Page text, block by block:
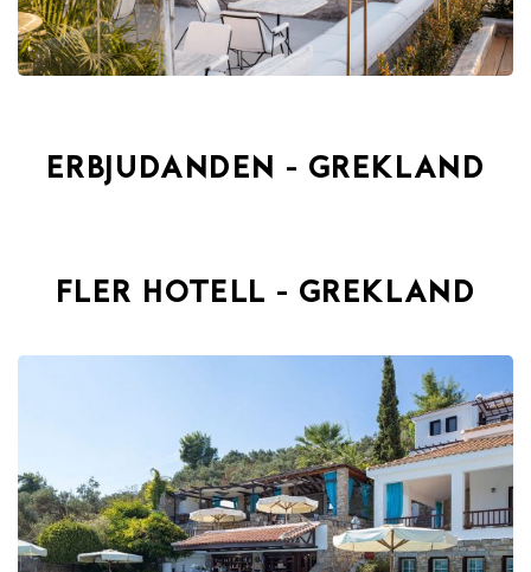
ERBJUDANDEN - GREKLAND
FLER HOTELL - GREKLAND